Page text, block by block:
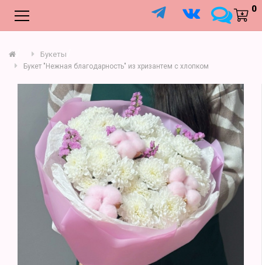
0
Букеты
Букет "Нежная благодарность" из хризантем с хлопком